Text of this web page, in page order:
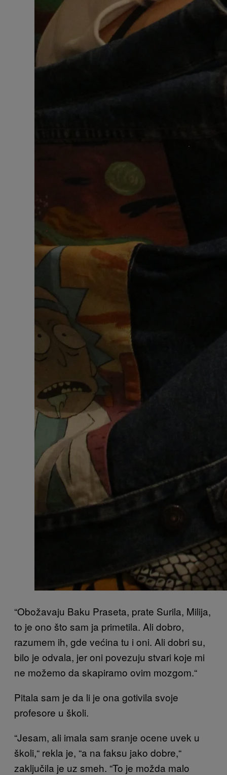
“Obožavaju Baku Praseta, prate Surila, Milija,
to je ono što sam ja primetila. Ali dobro,
razumem ih, gde većina tu i oni. Ali dobri su,
bilo je odvala, jer oni povezuju stvari koje mi
ne možemo da skapiramo ovim mozgom.“
Pitala sam je da li je ona gotivila svoje
profesore u školi.
“Jesam, ali imala sam sranje ocene uvek u
školi,“ rekla je, “a na faksu jako dobre,“
zaključila je uz smeh. “To je možda malo